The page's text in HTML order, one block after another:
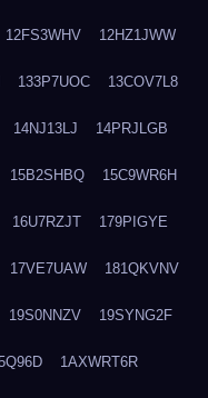
12FS3WHV 12HZ1JWW
133P7UOC 13COV7L8
14NJ13LJ 14PRJLGB
15B2SHBQ 15C9WR6H
16U7RZJT 179PIGYE
17VE7UAW 181QKVNV
19S0NNZV 19SYNG2F
1AXWRT6R